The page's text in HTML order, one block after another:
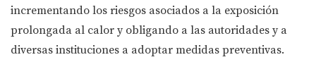
incrementando los riesgos asociados a la exposición
prolongada al calor y obligando a las autoridades y a
diversas instituciones a adoptar medidas preventivas.